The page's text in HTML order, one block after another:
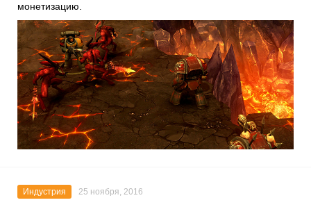
монетизацию.
Индустрия 25 ноября, 2016